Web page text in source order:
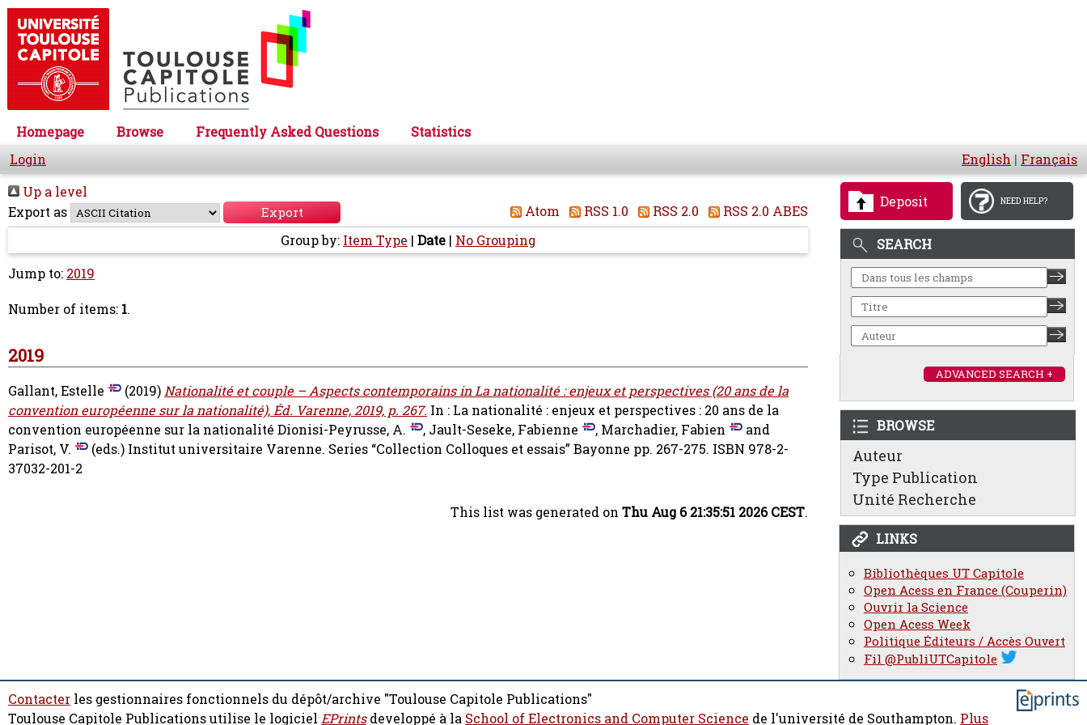
Homepage Browse Frequently Asked Questions
Statistics
Login
English | Français
Deposit NEED HELP?
SEARCH
ADVANCED SEARCH +
BROWSE
Auteur
Type Publication
Unité Recherche
LINKS
Bibliothèques UT Capitole
Open Acess en France (Couperin)
Ouvrir la Science
Open Acess Week
Politique Éditeurs / Accès Ouvert
Fil @PubliUTCapitole
Up a level
Export as
Atom RSS 1.0 RSS 2.0
RSS 2.0 ABES
Group by: Item Type | Date | No Grouping
Jump to: 2019
Number of items: 1.
2019
Gallant, Estelle (2019)Nationalité et couple – Aspects contemporains in La nationalité : enjeux et perspectives (20 ans de la
convention européenne sur la nationalité), Éd. Varenne, 2019, p. 267. In : La nationalité : enjeux et perspectives : 20 ans de la
convention européenne sur la nationalité Dionisi-Peyrusse, A. , Jault-Seseke, Fabienne , Marchadier, Fabien
and
Parisot, V.
(eds.) Institut universitaire Varenne. Series “Collection Colloques et essais” Bayonne pp. 267-275. ISBN 978-2-
37032-201-2
This list was generated on Thu Aug 6 21:35:51 2026 CEST.
Contacter les gestionnaires fonctionnels du dépôt/archive "Toulouse Capitole Publications"
Toulouse Capitole Publications utilise le logiciel EPrintsdeveloppé à la School of Electronics and Computer Science de l'université de Southampton. Plus